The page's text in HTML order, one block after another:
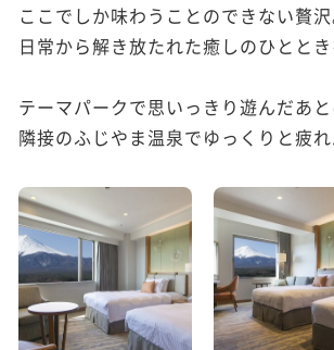
ここでしか味わうことのできない贅沢
日常から解き放たれた癒しのひととき
テーマパークで思いっきり遊んだあ
隣接のふじやま温泉でゆっくりと疲